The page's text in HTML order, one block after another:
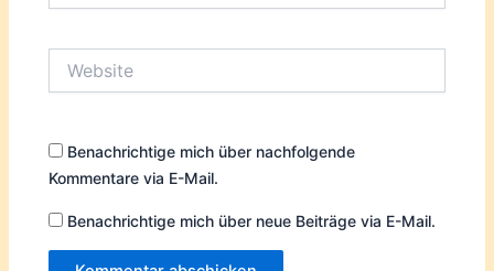
Benachrichtige mich über nachfolgende
Kommentare via E-Mail.
Benachrichtige mich über neue Beiträge via E-Mail.